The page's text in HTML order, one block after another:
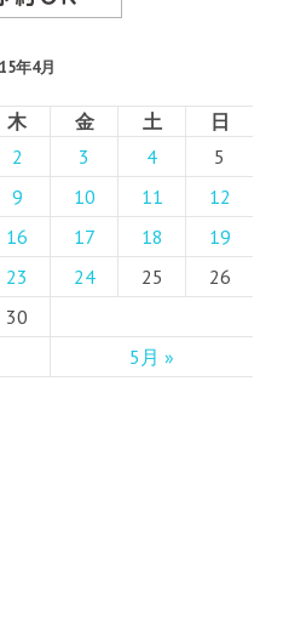
年4月
木 金 土 日
5月 »
2 3 4
5
9 10 11
12
16 17 18
19
23 24 25
26
30